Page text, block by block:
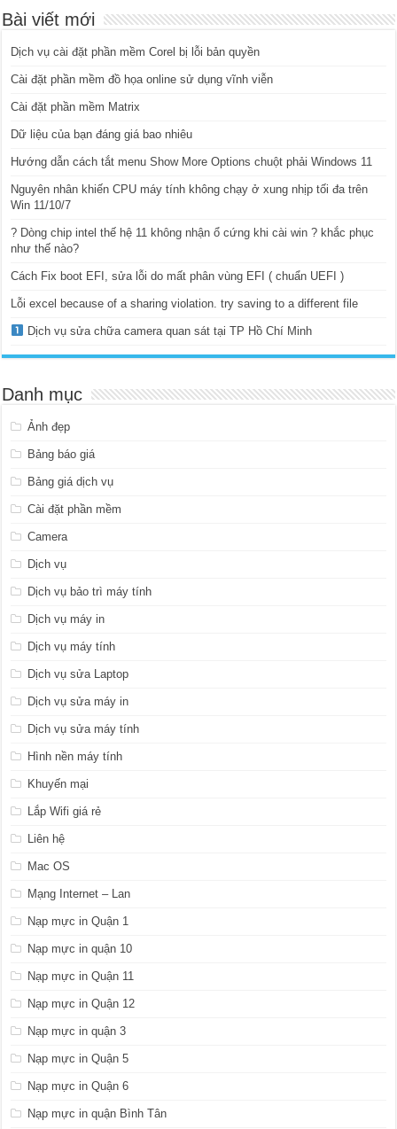
Bài viết mới
Dịch vụ cài đặt phần mềm Corel bị lỗi bản quyền
Cài đặt phần mềm đồ họa online sử dụng vĩnh viễn
Cài đặt phần mềm Matrix
Dữ liệu của bạn đáng giá bao nhiêu
Hướng dẫn cách tắt menu Show More Options chuột phải Windows 11
Nguyên nhân khiến CPU máy tính không chạy ở xung nhịp tối đa trên
Win 11/10/7
? Dòng chip intel thế hệ 11 không nhận ổ cứng khi cài win ? khắc phục
như thế nào?
Cách Fix boot EFI, sửa lỗi do mất phân vùng EFI ( chuẩn UEFI )
Lỗi excel because of a sharing violation. try saving to a different file
Dịch vụ sửa chữa camera quan sát tại TP Hồ Chí Minh
Danh mục
Ảnh đẹp
Bảng báo giá
Bảng giá dịch vụ
Cài đặt phần mềm
Camera
Dịch vụ
Dịch vụ bảo trì máy tính
Dịch vụ máy in
Dịch vụ máy tính
Dịch vụ sửa Laptop
Dịch vụ sửa máy in
Dịch vụ sửa máy tính
Hình nền máy tính
Khuyến mại
Lắp Wifi giá rẻ
Liên hệ
Mac OS
Mạng Internet – Lan
Nạp mực in Quận 1
Nạp mực in quận 10
Nạp mực in Quận 11
Nạp mực in Quận 12
Nạp mực in quận 3
Nạp mực in Quận 5
Nạp mực in Quận 6
Nạp mực in quận Bình Tân